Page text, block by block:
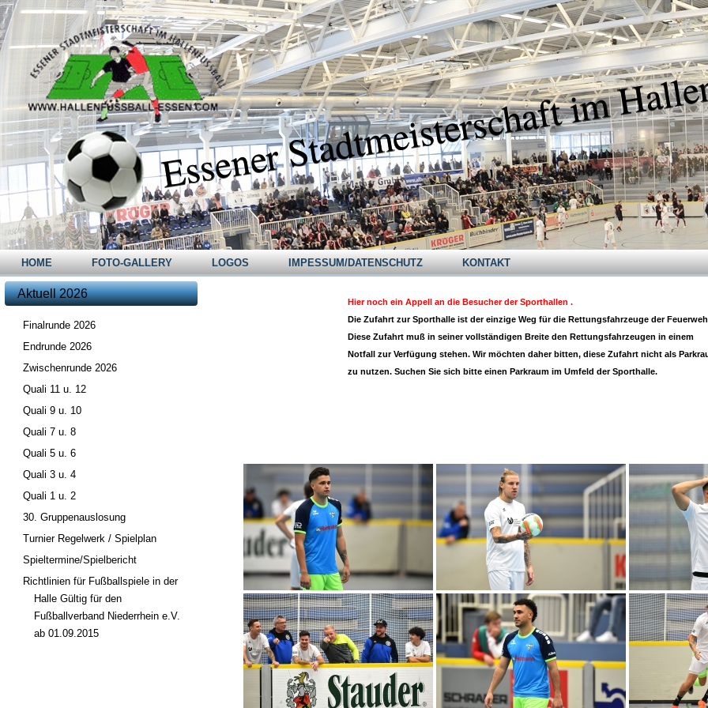
Essener Stadtmeisterschaft im
HOME FOTO-GALLERY LOGOS IMPESSUM/DATENSCHUTZ KONTAKT
Aktuell 2026
Finalrunde 2026
Endrunde 2026
Zwischenrunde 2026
Quali 11 u. 12
Quali 9 u. 10
Quali 7 u. 8
Quali 5 u. 6
Quali 3 u. 4
Quali 1 u. 2
30. Gruppenauslosung
Turnier Regelwerk / Spielplan
Spieltermine/Spielbericht
Richtlinien für Fußballspiele in der
Halle Gültig für den
Fußballverband Niederrhein e.V.
ab 01.09.2015
Hier noch ein Appell an die Besucher der Sporthallen .
Die Zufahrt zur Sporthalle ist der einzige Weg für die Rettungsfahrzeuge der
Diese Zufahrt muß in seiner vollständigen Breite den Rettungsfahrzeugen in einem
Notfall zur Verfügung stehen. Wir möchten daher bitten, diese Zufahrt nicht als
zu nutzen. Suchen Sie sich bitte einen Parkraum im Umfeld der Sporthalle.